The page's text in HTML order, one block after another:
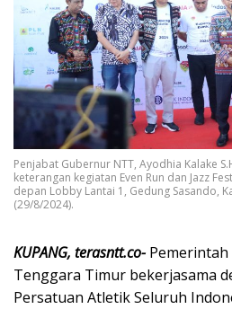
Penjabat Gubernur NTT, Ayodhia Kalake
keterangan kegiatan Even Run dan Jazz
depan Lobby Lantai 1, Gedung Sasando,
(29/8/2024).
KUPANG, terasntt.co-
Tenggara Timur bekerjasama
Persatuan Atletik Seluruh